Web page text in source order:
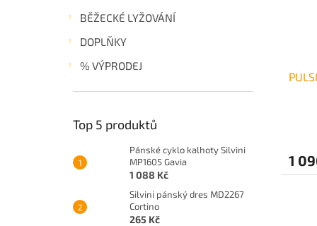
BĚŽECKÉ LYŽOVÁNÍ
DOPLŇKY
% VÝPRODEJ
Top 5 produktů
Pánské cyklo kalhoty Silvini
MP1605 Gavia
1 088 Kč
Silvini pánský dres MD2267
Cortino
265 Kč
1